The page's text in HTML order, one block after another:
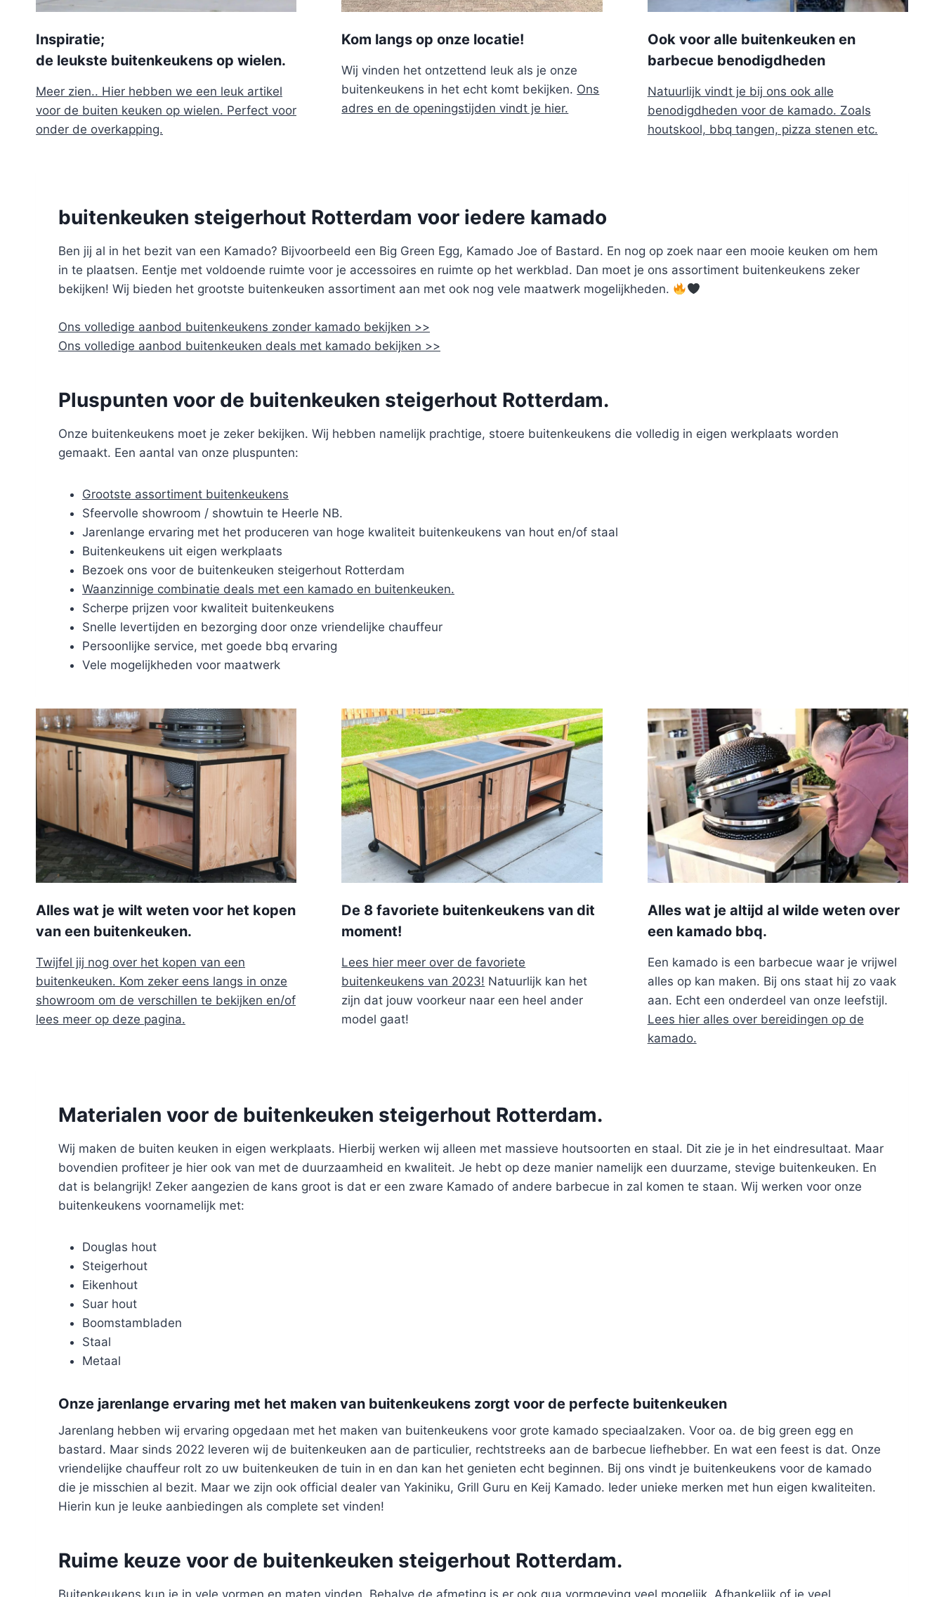
Inspiratie;
de leukste buitenkeukens op wielen.
Meer zien.. Hier hebben we een leuk artikel
voor de buiten keuken op wielen. Perfect voor
onder de overkapping.
Kom langs op onze locatie!
Wij vinden het ontzettend leuk als je onze
buitenkeukens in het echt komt bekijken. Ons
adres en de openingstijden vindt je hier.
Ook voor alle buitenkeuken en
barbecue benodigdheden
Natuurlijk vindt je bij ons ook alle
benodigdheden voor de kamado. Zoals
houtskool, bbq tangen, pizza stenen etc.
buitenkeuken steigerhout Rotterdam voor iedere kamado
Ben jij al in het bezit van een Kamado? Bijvoorbeeld een Big Green Egg, Kamado Joe of Bastard. En nog op zoek naar een mooie keuken om hem
in te plaatsen. Eentje met voldoende ruimte voor je accessoires en ruimte op het werkblad. Dan moet je ons assortiment buitenkeukens zeker
bekijken! Wij bieden het grootste buitenkeuken assortiment aan met ook nog vele maatwerk mogelijkheden.
Ons volledige aanbod buitenkeukens zonder kamado bekijken >>
Ons volledige aanbod buitenkeuken deals met kamado bekijken >>
Pluspunten voor de buitenkeuken steigerhout Rotterdam.
Onze buitenkeukens moet je zeker bekijken. Wij hebben namelijk prachtige, stoere buitenkeukens die volledig in eigen werkplaats worden
gemaakt. Een aantal van onze pluspunten:
Grootste assortiment buitenkeukens
Sfeervolle showroom / showtuin te Heerle NB.
Jarenlange ervaring met het produceren van hoge kwaliteit buitenkeukens van hout en/of staal
Buitenkeukens uit eigen werkplaats
Bezoek ons voor de buitenkeuken steigerhout Rotterdam
Waanzinnige combinatie deals met een kamado en buitenkeuken.
Scherpe prijzen voor kwaliteit buitenkeukens
Snelle levertijden en bezorging door onze vriendelijke chauffeur
Persoonlijke service, met goede bbq ervaring
Vele mogelijkheden voor maatwerk
Alles wat je wilt weten voor het kopen
van een buitenkeuken.
Twijfel jij nog over het kopen van een
buitenkeuken. Kom zeker eens langs in onze
showroom om de verschillen te bekijken en/of
lees meer op deze pagina.
De 8 favoriete buitenkeukens van dit
moment!
Lees hier meer over de favoriete
buitenkeukens van 2023! Natuurlijk kan het
zijn dat jouw voorkeur naar een heel ander
model gaat!
Alles wat je altijd al wilde weten over
een kamado bbq.
Een kamado is een barbecue waar je vrijwel
alles op kan maken. Bij ons staat hij zo vaak
aan. Echt een onderdeel van onze leefstijl.
Lees hier alles over bereidingen op de
kamado.
Materialen voor de buitenkeuken steigerhout Rotterdam.
Wij maken de buiten keuken in eigen werkplaats. Hierbij werken wij alleen met massieve houtsoorten en staal. Dit zie je in het eindresultaat. Maar
bovendien profiteer je hier ook van met de duurzaamheid en kwaliteit. Je hebt op deze manier namelijk een duurzame, stevige buitenkeuken. En
dat is belangrijk! Zeker aangezien de kans groot is dat er een zware Kamado of andere barbecue in zal komen te staan. Wij werken voor onze
buitenkeukens voornamelijk met:
Douglas hout
Steigerhout
Eikenhout
Suar hout
Boomstambladen
Staal
Metaal
Onze jarenlange ervaring met het maken van buitenkeukens zorgt voor de perfecte buitenkeuken
Jarenlang hebben wij ervaring opgedaan met het maken van buitenkeukens voor grote kamado speciaalzaken. Voor oa. de big green egg en
bastard. Maar sinds 2022 leveren wij de buitenkeuken aan de particulier, rechtstreeks aan de barbecue liefhebber. En wat een feest is dat. Onze
vriendelijke chauffeur rolt zo uw buitenkeuken de tuin in en dan kan het genieten echt beginnen. Bij ons vindt je buitenkeukens voor de kamado
die je misschien al bezit. Maar we zijn ook official dealer van Yakiniku, Grill Guru en Keij Kamado. Ieder unieke merken met hun eigen kwaliteiten.
Hierin kun je leuke aanbiedingen als complete set vinden!
Ruime keuze voor de buitenkeuken steigerhout Rotterdam.
Buitenkeukens kun je in vele vormen en maten vinden. Behalve de afmeting is er ook qua vormgeving veel mogelijk. Afhankelijk of je veel